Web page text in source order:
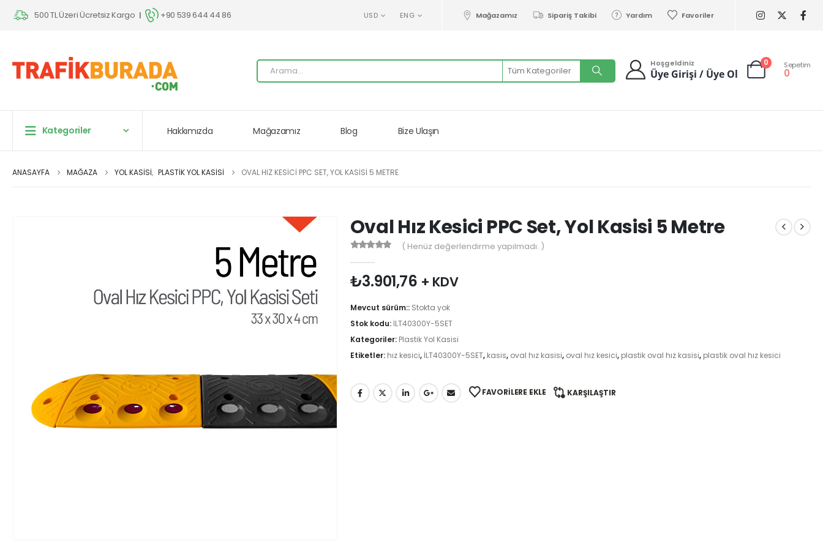
500 TL Üzeri Ücretsiz Kargo | +90 539 644 44 86 USD ENG Mağazamız Sipariş Takibi Yardım Favoriler
Hoşgeldiniz
Üye Girişi / Üye Ol
0 Sepetim
0
Kategoriler Hakkımızda Mağazamız Blog Bize Ulaşın
ANASAYFA MAĞAZA YOL KASISI, PLASTIK YOL KASISI OVAL HIZ KESICI PPC SET, YOL KASISI 5 METRE
Oval Hız Kesici PPC Set, Yol Kasisi 5 Metre
Warning
( Henüz değerlendirme yapılmadı. )
₺3.901,76 + KDV
Mevcut sürüm:: Stokta yok
Stok kodu: İLT40300Y-5SET
Kategoriler: Plastik Yol Kasisi
Etiketler: hız kesici, İLT40300Y-5SET, kasis, oval hız kasisi, oval hız kesici, plastik oval hız kasisi, plastik oval hız kesici
FAVORILERE EKLE KARŞILAŞTIR